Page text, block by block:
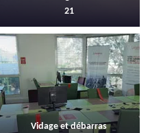
21
Vidage et débarras